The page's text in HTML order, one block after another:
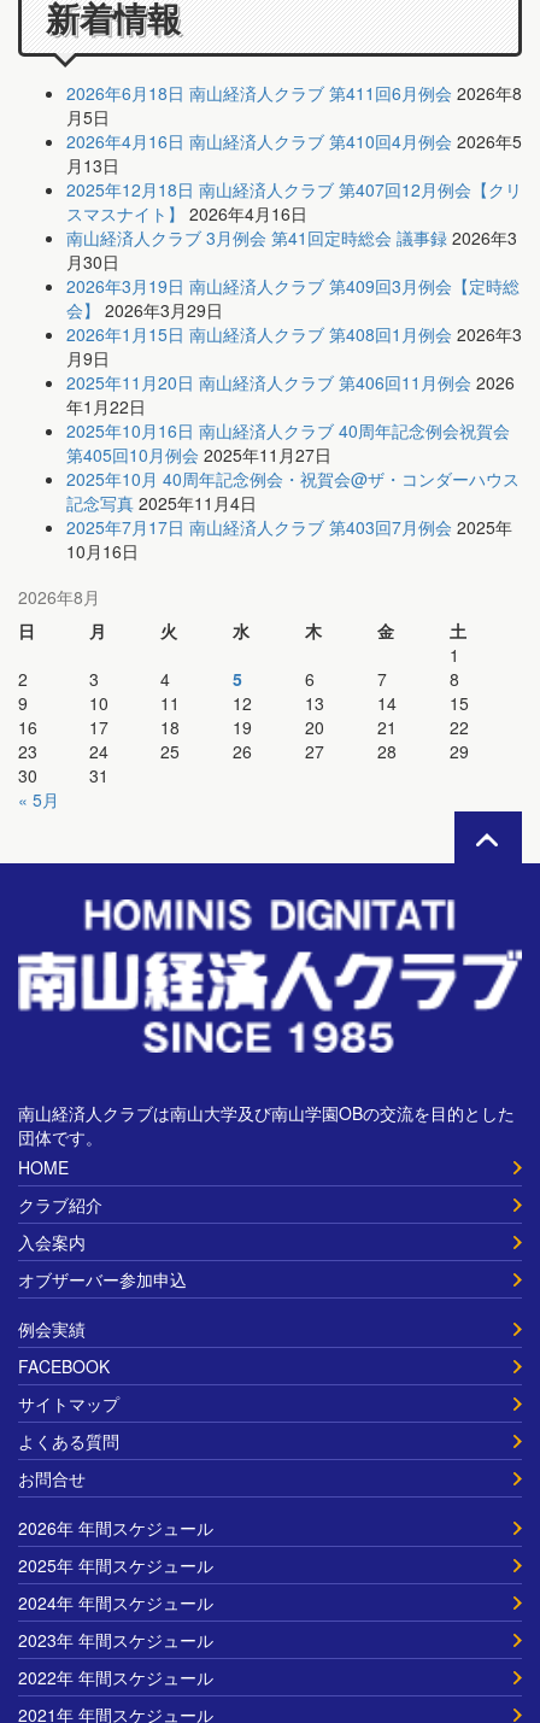
新着情報
2026年6月18日 南山経済人クラブ 第411回6月例会 2026年8
月5日
2026年4月16日 南山経済人クラブ 第410回4月例会 2026年5
月13日
2025年12月18日 南山経済人クラブ 第407回12月例会【クリ
スマスナイト】 2026年4月16日
南山経済人クラブ 3月例会 第41回定時総会 議事録 2026年3
月30日
2026年3月19日 南山経済人クラブ 第409回3月例会【定時総
会】 2026年3月29日
2026年1月15日 南山経済人クラブ 第408回1月例会 2026年3
月9日
2025年11月20日 南山経済人クラブ 第406回11月例会 2026
年1月22日
2025年10月16日 南山経済人クラブ 40周年記念例会祝賀会
第405回10月例会 2025年11月27日
2025年10月 40周年記念例会・祝賀会@ザ・コンダーハウス
記念写真 2025年11月4日
2025年7月17日 南山経済人クラブ 第403回7月例会 2025年
10月16日
2026年8月
日
月 火 水 木 金
土
1
2
3 4 5 6 7
8
9
10 11 12 13 14
15
16
17 18 19 20 21
22
23
24 25 26 27 28
29
30
31
« 5月
南山経済人クラブは南山大学及び南山学園OBの交流を目的とした
団体です。
HOME
クラブ紹介
入会案内
オブザーバー参加申込
例会実績
FACEBOOK
サイトマップ
よくある質問
お問合せ
2026年 年間スケジュール
2025年 年間スケジュール
2024年 年間スケジュール
2023年 年間スケジュール
2022年 年間スケジュール
2021年 年間スケジュール